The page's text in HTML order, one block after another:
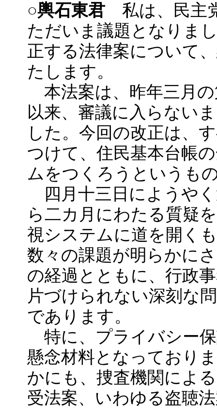
○輿石東君 私は、民主
ただいま議題となりま
正する法律案について
たします。
本法案は、昨年三月
以来、審議に入らない
した。今回の改正は、
つけて、住民基本台帳
ムをつくろうというも
四月十三日にようや
ら二カ月にわたる質疑
視システムに道を開く
数々の課題が明らかに
の経過とともに、行政
片づけられない深刻な
であります。
特に、プライバシー
懸念材料となっており
かにも、捜査機関によ
受法案、いわゆる盗聴